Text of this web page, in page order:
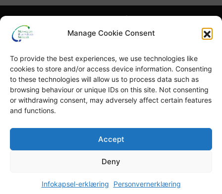
Manage Cookie Consent
To provide the best experiences, we use technologies like
cookies to store and/or access device information. Consenting
to these technologies will allow us to process data such as
browsing behaviour or unique IDs on this site. Not consenting
or withdrawing consent, may adversely affect certain features
and functions.
Accept
Deny
Infokapsel-erklæring Personvernerklæring
Hva er NBFN? Hva er blå skog?
Høydepunkter
Blå skog-uka English
GRID-Arendal © 2023
TERMS OF USE